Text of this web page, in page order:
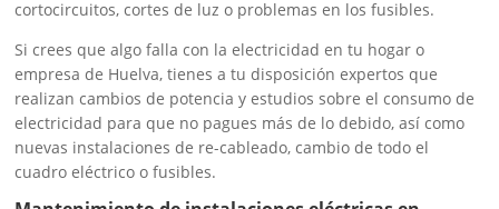
cortocircuitos, cortes de luz o problemas en los fusibles.
Si crees que algo falla con la electricidad en tu hogar o
empresa de Huelva, tienes a tu disposición expertos que
realizan cambios de potencia y estudios sobre el consumo de
electricidad para que no pagues más de lo debido, así como
nuevas instalaciones de re-cableado, cambio de todo el
cuadro eléctrico o fusibles.